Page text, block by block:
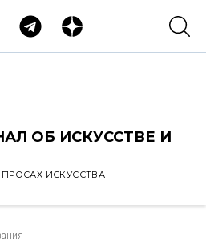
ОБ ИСКУССТВЕ И
ИСКУССТВА